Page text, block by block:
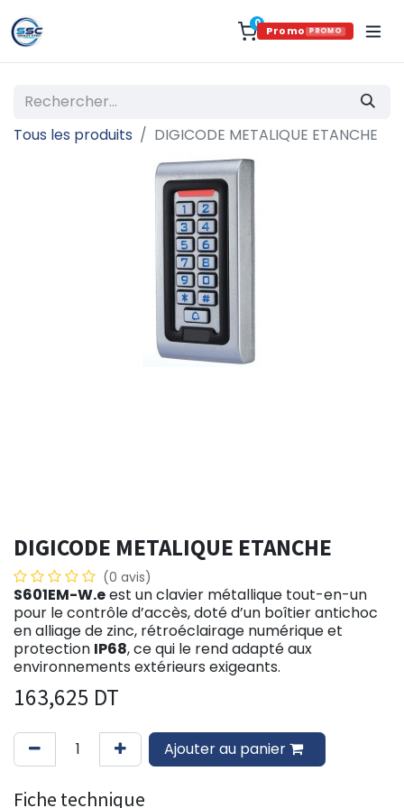
0
Promo PROMO
Tous les produits DIGICODE METALIQUE ETANCHE
DIGICODE METALIQUE ETANCHE
(0 avis)
S601EM-W.eest un clavier métallique tout-en-un
pour le contrôle d’accès, doté d’un boîtier antichoc
en alliage de zinc, rétroéclairage numérique et
protection IP68, ce qui le rend adapté aux
environnements extérieurs exigeants.
163,625 DT
Ajouter au panier
Fiche technique